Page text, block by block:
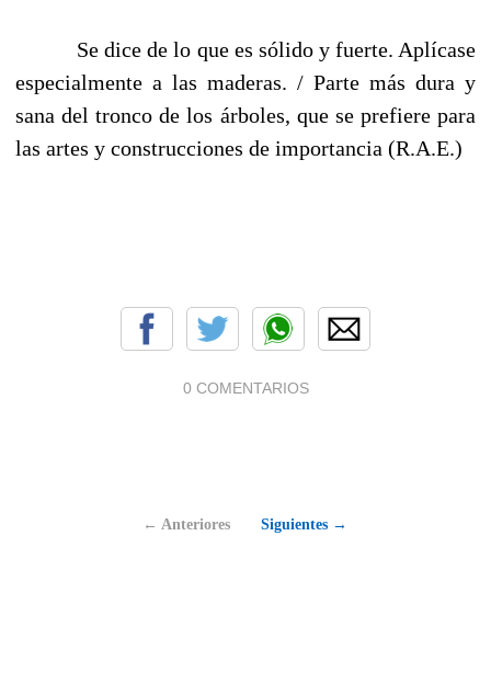
Se dice de lo que es sólido y fuerte. Aplícase
especialmente a las maderas. / Parte más dura y
sana del tronco de los árboles, que se prefiere para
las artes y construcciones de importancia (R.A.E.)
0 COMENTARIOS
← Anteriores Siguientes →